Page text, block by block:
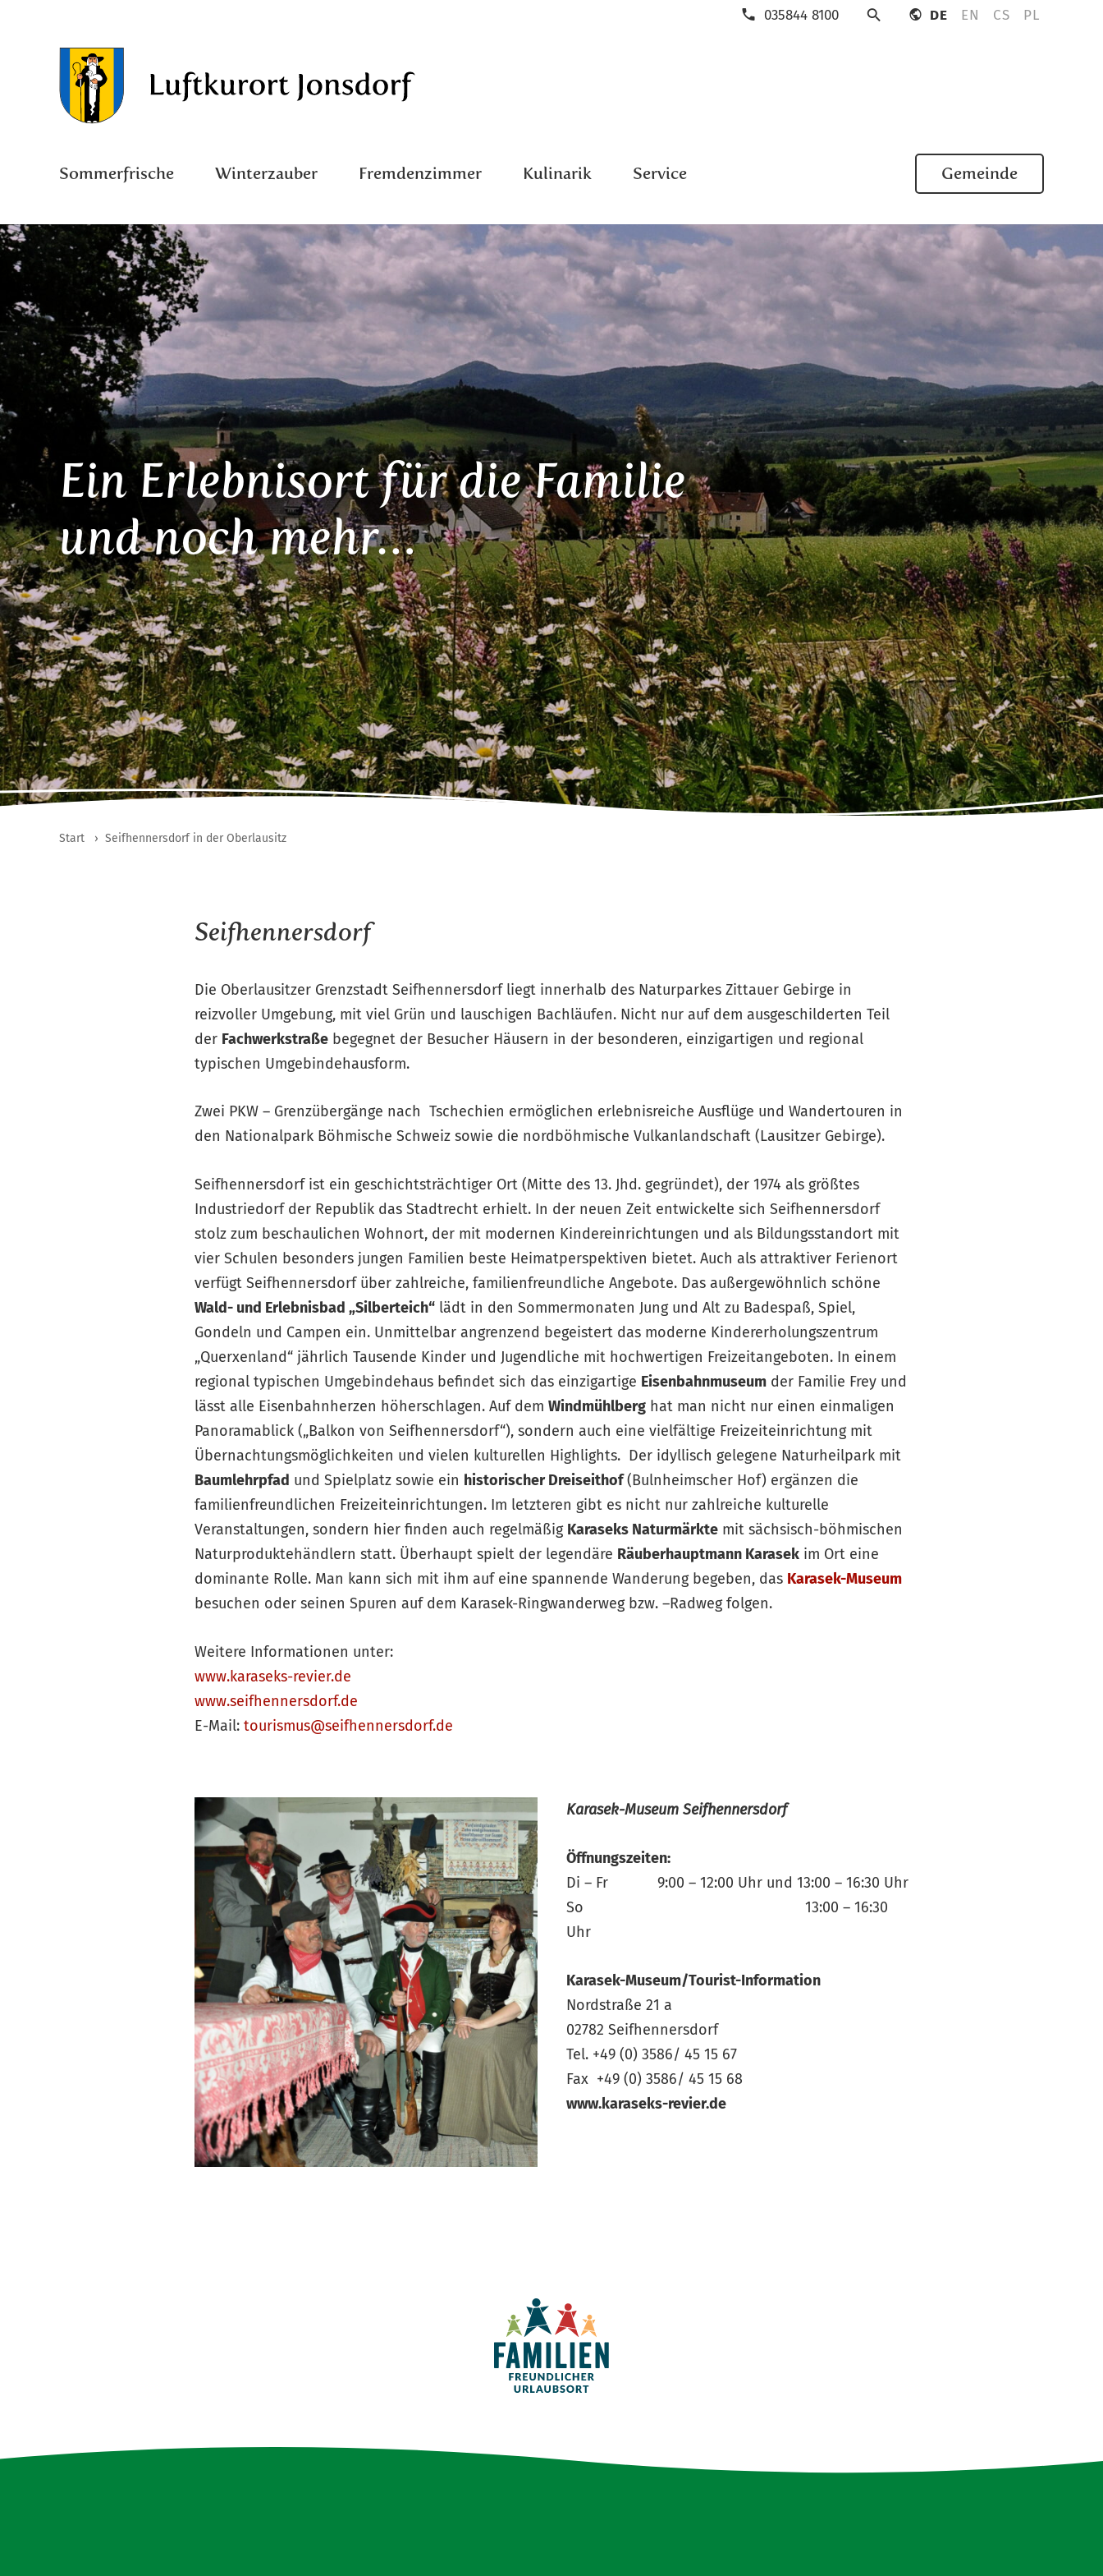
035844 8100 DE EN CS PL
Sommerfrische Winterzauber Fremdenzimmer Kulinarik Service Gemeinde
Ein Erlebnisort für die Familie
und noch mehr…
Start › Seifhennersdorf in der Oberlausitz
Seifhennersdorf
Die Oberlausitzer Grenzstadt Seifhennersdorf liegt innerhalb des Naturparkes Zittauer Gebirge in
reizvoller Umgebung, mit viel Grün und lauschigen Bachläufen. Nicht nur auf dem ausgeschilderten Teil
der Fachwerkstraße begegnet der Besucher Häusern in der besonderen, einzigartigen und regional
typischen Umgebindehausform.
Zwei PKW – Grenzübergänge nach Tschechien ermöglichen erlebnisreiche Ausflüge und Wandertouren in
den Nationalpark Böhmische Schweiz sowie die nordböhmische Vulkanlandschaft (Lausitzer Gebirge).
Seifhennersdorf ist ein geschichtsträchtiger Ort (Mitte des 13. Jhd. gegründet), der 1974 als größtes
Industriedorf der Republik das Stadtrecht erhielt. In der neuen Zeit entwickelte sich Seifhennersdorf
stolz zum beschaulichen Wohnort, der mit modernen Kindereinrichtungen und als Bildungsstandort mit
vier Schulen besonders jungen Familien beste Heimatperspektiven bietet. Auch als attraktiver Ferienort
verfügt Seifhennersdorf über zahlreiche, familienfreundliche Angebote. Das außergewöhnlich schöne
Wald- und Erlebnisbad „Silberteich“ lädt in den Sommermonaten Jung und Alt zu Badespaß, Spiel,
Gondeln und Campen ein. Unmittelbar angrenzend begeistert das moderne Kindererholungszentrum
„Querxenland“ jährlich Tausende Kinder und Jugendliche mit hochwertigen Freizeitangeboten. In einem
regional typischen Umgebindehaus befindet sich das einzigartige Eisenbahnmuseum der Familie Frey und
lässt alle Eisenbahnherzen höherschlagen. Auf dem Windmühlberg hat man nicht nur einen einmaligen
Panoramablick („Balkon von Seifhennersdorf“), sondern auch eine vielfältige Freizeiteinrichtung mit
Übernachtungsmöglichkeiten und vielen kulturellen Highlights. Der idyllisch gelegene Naturheilpark mit
Baumlehrpfad und Spielplatz sowie ein historischer Dreiseithof(Bulnheimscher Hof) ergänzen die
familienfreundlichen Freizeiteinrichtungen. Im letzteren gibt es nicht nur zahlreiche kulturelle
Veranstaltungen, sondern hier finden auch regelmäßig Karaseks Naturmärkte mit sächsisch-böhmischen
Naturproduktehändlern statt. Überhaupt spielt der legendäre Räuberhauptmann Karasek im Ort eine
dominante Rolle. Man kann sich mit ihm auf eine spannende Wanderung begeben, das Karasek-Museum
besuchen oder seinen Spuren auf dem Karasek-Ringwanderweg bzw. –Radweg folgen.
Weitere Informationen unter:
www.karaseks-revier.de
www.seifhennersdorf.de
E-Mail: tourismus@seifhennersdorf.de
Karasek-Museum Seifhennersdorf
Öffnungszeiten:
Di – Fr 9:00 – 12:00 Uhr und 13:00 – 16:30 Uhr
So 13:00 – 16:30
Uhr
Karasek-Museum/Tourist-Information
Nordstraße 21 a
02782 Seifhennersdorf
Tel. +49 (0) 3586/ 45 15 67
Fax +49 (0) 3586/ 45 15 68
www.karaseks-revier.de